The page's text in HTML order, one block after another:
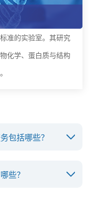
准的实验室。其研究
化学、蛋白质与结构
包括哪些？
些？